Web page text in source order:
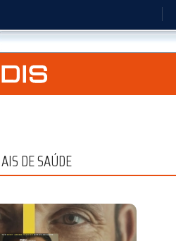
Fale
com
a
DE SAÚDE